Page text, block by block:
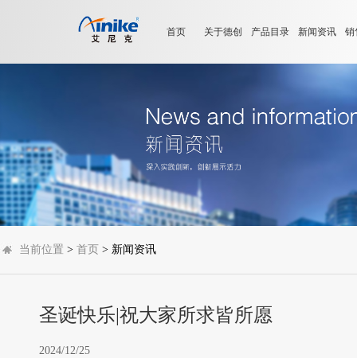
首页 关于德创 产品目录 新闻资讯 销
当前位置 > 首页 > 新闻资讯
圣诞快乐|祝大家所求皆所愿
2024/12/25